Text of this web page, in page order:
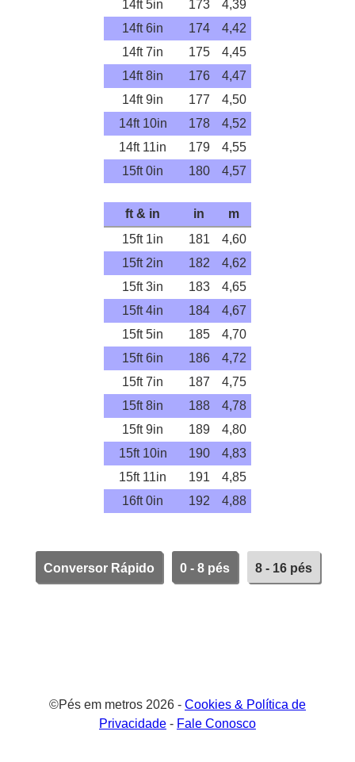
14ft 5in
173
4,39
14ft 6in
174
4,42
14ft 7in
175
4,45
14ft 8in
176
4,47
14ft 9in
177
4,50
14ft 10in
178
4,52
14ft 11in
179
4,55
15ft 0in
180 4,57
ft & in in
m
15ft 1in
181
4,60
15ft 2in
182
4,62
15ft 3in
183
4,65
15ft 4in
184
4,67
15ft 5in
185
4,70
15ft 6in
186
4,72
15ft 7in
187
4,75
15ft 8in
188
4,78
15ft 9in
189
4,80
15ft 10in
190
4,83
15ft 11in
191
4,85
16ft 0in
192 4,88
Conversor Rápido 0 - 8 pés 8 - 16 pés
©Pés em metros 2026 - Cookies & Política de
Privacidade - Fale Conosco